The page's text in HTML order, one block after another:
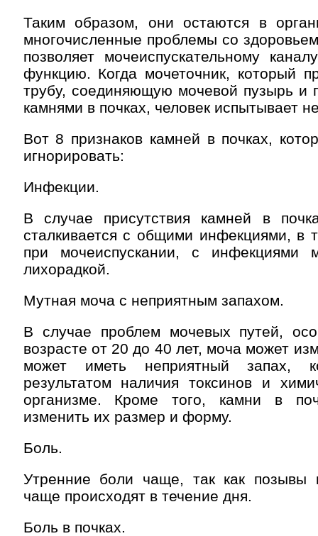
Таким образом, они остаются в
многочисленные проблемы со
позволяет мочеиспускательному
функцию. Когда мочеточник, который
трубу, соединяющую мочевой пузырь и
камнями в почках, человек испытывает
Вот 8 признаков камней в почках,
игнорировать:
Инфекции.
В случае присутствия камней в
сталкивается с общими инфекциями, в
при мочеиспускании, с инфекциями
лихорадкой.
Мутная моча с неприятным запахом.
В случае проблем мочевых путей,
возрасте от 20 до 40 лет, моча может
может иметь неприятный запах,
результатом наличия токсинов и
организме. Кроме того, камни в
изменить их размер и форму.
Боль.
Утренние боли чаще, так как позывы
чаще происходят в течение дня.
Боль в почках.